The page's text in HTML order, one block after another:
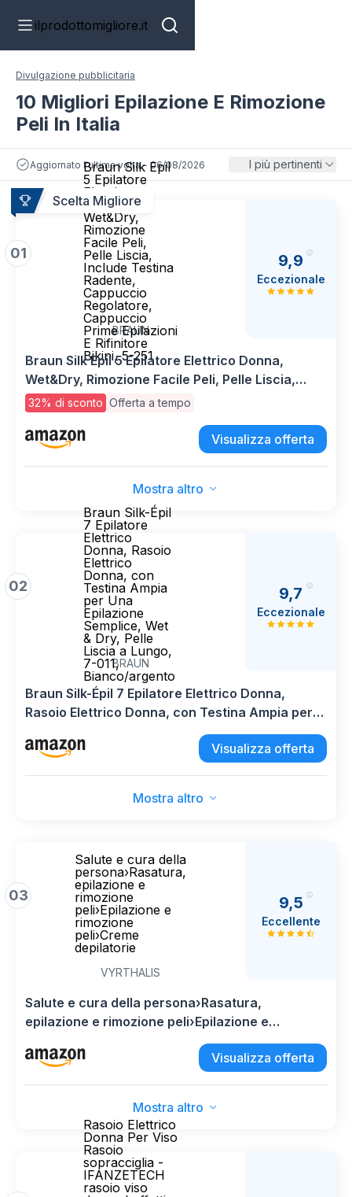
ilprodottomigliore.it
Divulgazione pubblicitaria
10 Migliori Epilazione E Rimozione
Peli In Italia
Aggiornato l'ultima volta - 06/08/2026 I più pertinenti
Scelta Migliore
01
Braun Silk Epil
5 Epilatore
Elettrico
Donna,
Wet&Dry,
Rimozione
Facile Peli,
Pelle Liscia,
Include Testina
Radente,
Cappuccio
Regolatore,
Cappuccio
Prime Epilazioni
E Rifinitore
Bikini, 5-251
BRAUN
9,9
Eccezionale
Braun Silk Epil 5 Epilatore Elettrico Donna,
Wet&Dry, Rimozione Facile Peli, Pelle Liscia,
Include Testina Radente, Cappuccio Regolatore,
Cappuccio Prime Epilazioni E Rifinitore Bikini, 5-
251
32% di sconto Offerta a tempo
Visualizza offerta
Mostra altro
02
Braun Silk-Épil
7 Epilatore
Elettrico
Donna, Rasoio
Elettrico
Donna, con
Testina Ampia
per Una
Epilazione
Semplice, Wet
& Dry, Pelle
Liscia a Lungo,
7-011,
Bianco/argento
BRAUN
9,7
Eccezionale
Braun Silk-Épil 7 Epilatore Elettrico Donna,
Rasoio Elettrico Donna, con Testina Ampia per
Una Epilazione Semplice, Wet & Dry, Pelle Liscia
a Lungo, 7-011, Bianco/argentoVisualizza offerta
Mostra altro
03
Salute e cura della
persona›Rasatura,
epilazione e
rimozione
peli›Epilazione e
rimozione
peli›Creme
depilatorie
VYRTHALIS
9,5
Eccellente
Salute e cura della persona›Rasatura,
epilazione e rimozione peli›Epilazione e
rimozione peli›Creme depilatorie
Visualizza offerta
Mostra altro
Rasoio Elettrico
Donna Per Viso
Rasoio
sopracciglia -
IFANZETECH
rasoio viso